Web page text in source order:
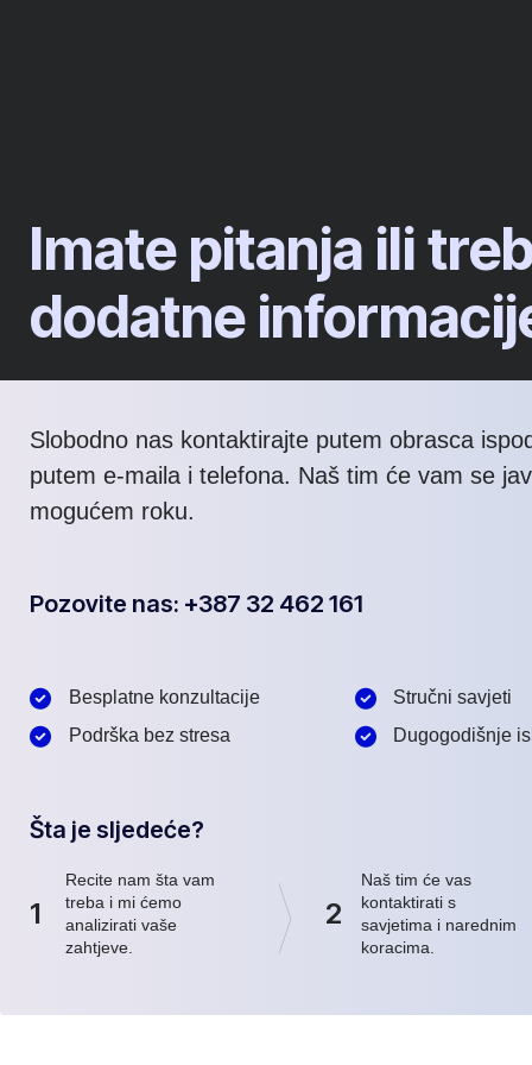
Imate pitanja ili
dodatne
Slobodno nas kontaktirajte putem obrasca
putem e-maila i telefona. Naš tim će vam se
mogućem roku.
Pozovite nas: +387 32 462 161
Besplatne konzultacije
Podrška bez stresa
Stručni savjeti
Dugogodišnje
Šta je sljedeće?
1
Recite nam šta vam
treba i mi ćemo
analizirati vaše
zahtjeve.
2
Naš tim će vas
kontaktirati s
savjetima i narednim
koracima.